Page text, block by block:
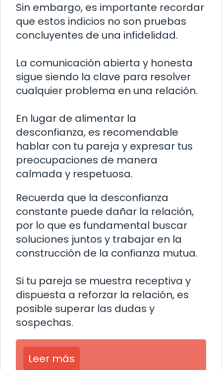
Sin embargo, es importante recordar
que estos indicios no son pruebas
concluyentes de una infidelidad.
La comunicación abierta y honesta
sigue siendo la clave para resolver
cualquier problema en una relación.
En lugar de alimentar la
desconfianza, es recomendable
hablar con tu pareja y expresar tus
preocupaciones de manera
calmada y respetuosa.
Recuerda que la desconfianza
constante puede dañar la relación,
por lo que es fundamental buscar
soluciones juntos y trabajar en la
construcción de la confianza mutua.
Si tu pareja se muestra receptiva y
dispuesta a reforzar la relación, es
posible superar las dudas y
sospechas.
Leer más